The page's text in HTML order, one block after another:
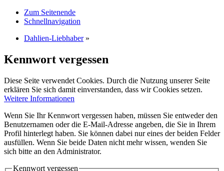
Zum Seitenende
Schnellnavigation
Dahlien-Liebhaber »
Kennwort vergessen
Diese Seite verwendet Cookies. Durch die Nutzung unserer Seite
erklären Sie sich damit einverstanden, dass wir Cookies setzen.
Weitere Informationen
Wenn Sie Ihr Kennwort vergessen haben, müssen Sie entweder den
Benutzernamen oder die E-Mail-Adresse angeben, die Sie in Ihrem
Profil hinterlegt haben. Sie können dabei nur eines der beiden Felder
ausfüllen. Wenn Sie beide Daten nicht mehr wissen, wenden Sie
sich bitte an den Administrator.
Kennwort vergessen